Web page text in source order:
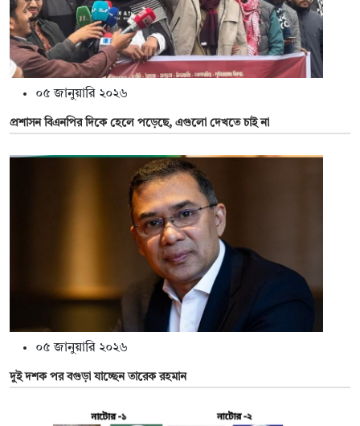
০৫ জানুয়ারি ২০২৬
প্রশাসন বিএনপির দিকে হেলে পড়েছে, এগুলো দেখতে চাই না
০৫ জানুয়ারি ২০২৬
দুই দশক পর বগুড়া যাচ্ছেন তারেক রহমান